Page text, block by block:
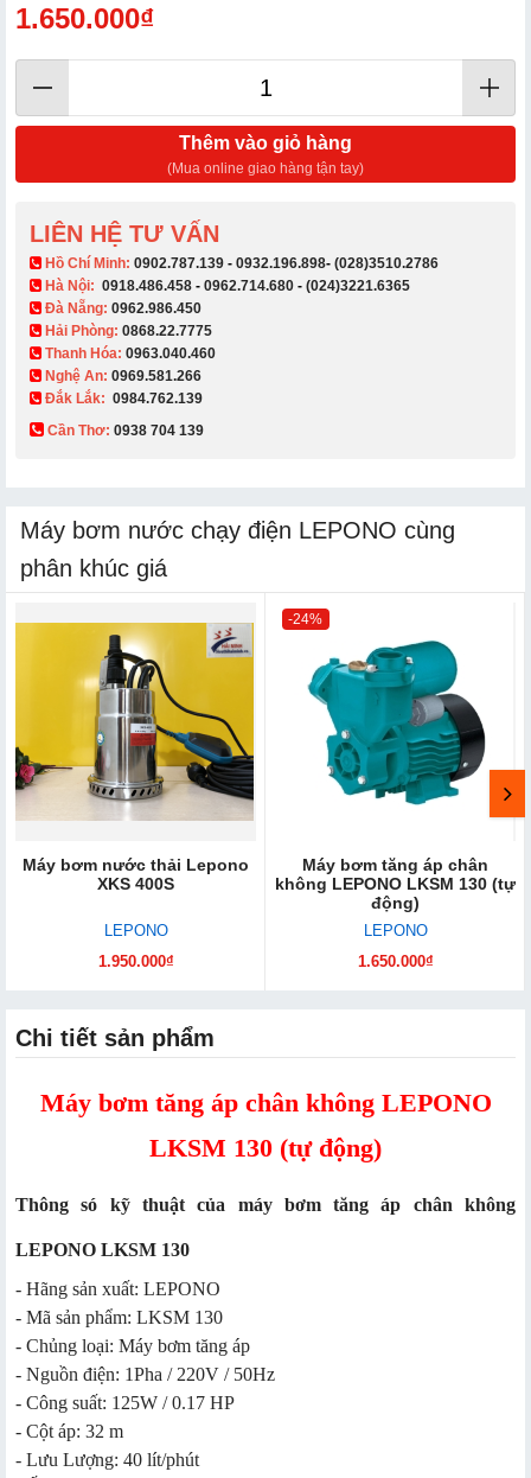
1.650.000₫
Thêm vào giỏ hàng
(Mua online giao hàng tận tay)
LIÊN HỆ TƯ VẤN
​ Hồ Chí Minh: 0902.787.139 - 0932.196.898- (028)3510.2786
Hà Nội: 0918.486.458 - 0962.714.680 - (024)3221.6365
Đà Nẵng: 0962.986.450
Hải Phòng: 0868.22.7775
Thanh Hóa: 0963.040.460
Nghệ An: 0969.581.266
Đắk Lắk: 0984.762.139
Cần Thơ: 0938 704 139​
Máy bơm nước chạy điện LEPONO cùng
phân khúc giá
Máy bơm nước thải Lepono
XKS 400S
LEPONO
1.950.000₫
-24%
Máy bơm tăng áp chân
không LEPONO LKSM 130 (tự
động)
LEPONO
1.650.000₫
Chi tiết sản phẩm
Máy bơm tăng áp chân không LEPONO
LKSM 130 (tự động)
Thông só kỹ thuật của máy bơm tăng áp chân không
LEPONO LKSM 130
- Hãng sản xuất: LEPONO
- Mã sản phẩm: LKSM 130
- Chủng loại: Máy bơm tăng áp
- Nguồn điện: 1Pha / 220V / 50Hz
- Công suất: 125W / 0.17 HP
- Cột áp: 32 m
- Lưu Lượng: 40 lít/phút